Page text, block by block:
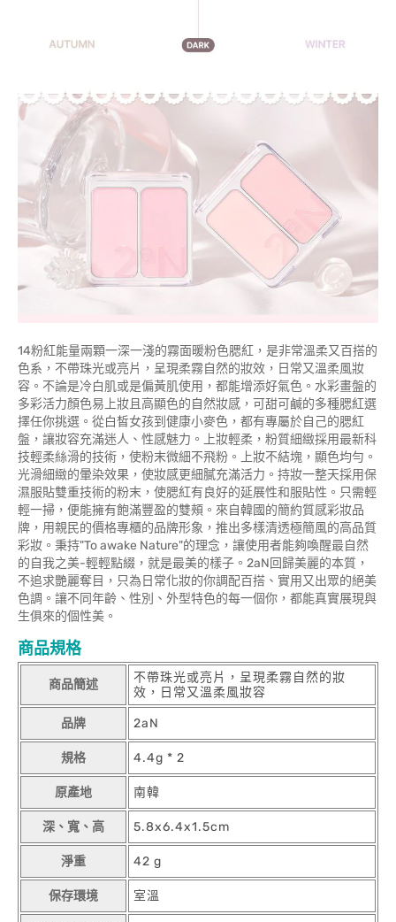
14粉紅能量兩顆一深一淺的霧面暖粉色腮紅，是非常溫柔又百搭的
色系，不帶珠光或亮片，呈現柔霧自然的妝效，日常又溫柔風妝
容。不論是冷白肌或是偏黃肌使用，都能增添好氣色。水彩畫盤的
多彩活力顏色易上妝且高顯色的自然妝感，可甜可鹹的多種腮紅選
擇任你挑選。從白皙女孩到健康小麥色，都有專屬於自己的腮紅
盤，讓妝容充滿迷人、性感魅力。上妝輕柔，粉質細緻採用最新科
技輕柔絲滑的技術，使粉末微細不飛粉。上妝不結塊，顯色均勻。
光滑細緻的暈染效果，使妝感更細膩充滿活力。持妝一整天採用保
濕服貼雙重技術的粉末，使腮紅有良好的延展性和服貼性。只需輕
輕一掃，便能擁有飽滿豐盈的雙頰。來自韓國的簡約質感彩妝品
牌，用親民的價格專櫃的品牌形象，推出多樣清透極簡風的高品質
彩妝。秉持"To awake Nature"的理念，讓使用者能夠喚醒最自然
的自我之美-輕輕點綴，就是最美的樣子。2aN回歸美麗的本質，
不追求艷麗奪目，只為日常化妝的你調配百搭、實用又出眾的絕美
色調。讓不同年齡、性別、外型特色的每一個你，都能真實展現與
生俱來的個性美。
商品規格
商品簡述
不帶珠光或亮片，呈現柔霧自然的妝
效，日常又溫柔風妝容
品牌 2aN
規格 4.4g * 2
原產地 南韓
深、寬、高 5.8x6.4x1.5cm
淨重 42 g
保存環境 室溫